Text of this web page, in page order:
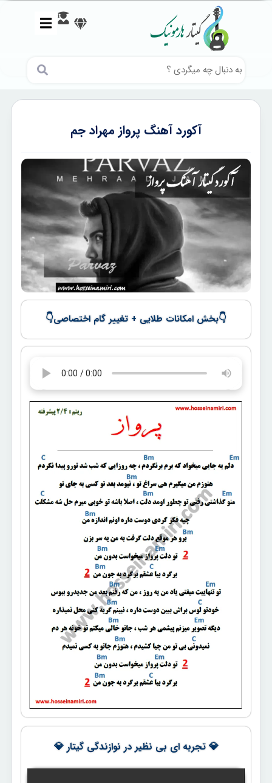
آکورد آهنگ پرواز مهراد جم
👇بخش امکانات طلایی + تغییر گام اختصاصی👇
💎 تجربه ای بی نظیر در نوازندگی گیتار 💎